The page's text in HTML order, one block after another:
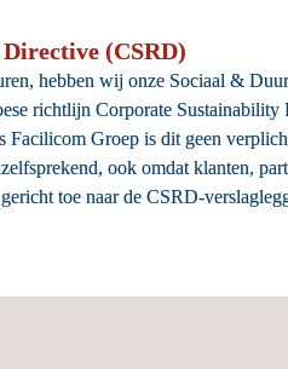
(CSRD)
hebben wij onze Sociaal &
richtlijn Corporate
Groep is dit geen
ook omdat klanten,
toe naar de CSRD-